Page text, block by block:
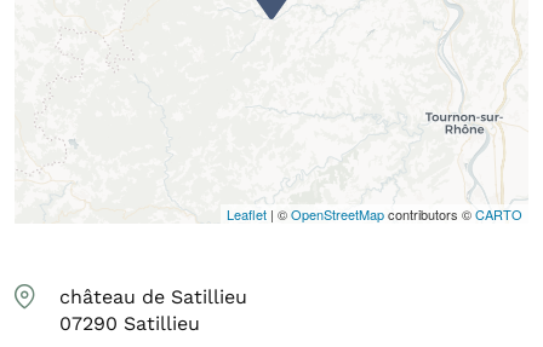
Leaflet | ©OpenStreetMapcontributors ©CARTO
château de Satillieu
07290 Satillieu